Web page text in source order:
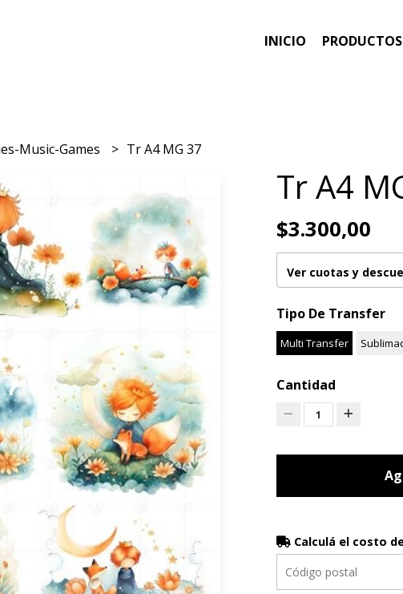
INICIO PRODUCTOS
Music-Games Tr A4 MG 37
Tr A4
$3.300,00
Ver cuotas y
Tipo De Transfer
Multi Transfer
Cantidad
1
Calculá el costo